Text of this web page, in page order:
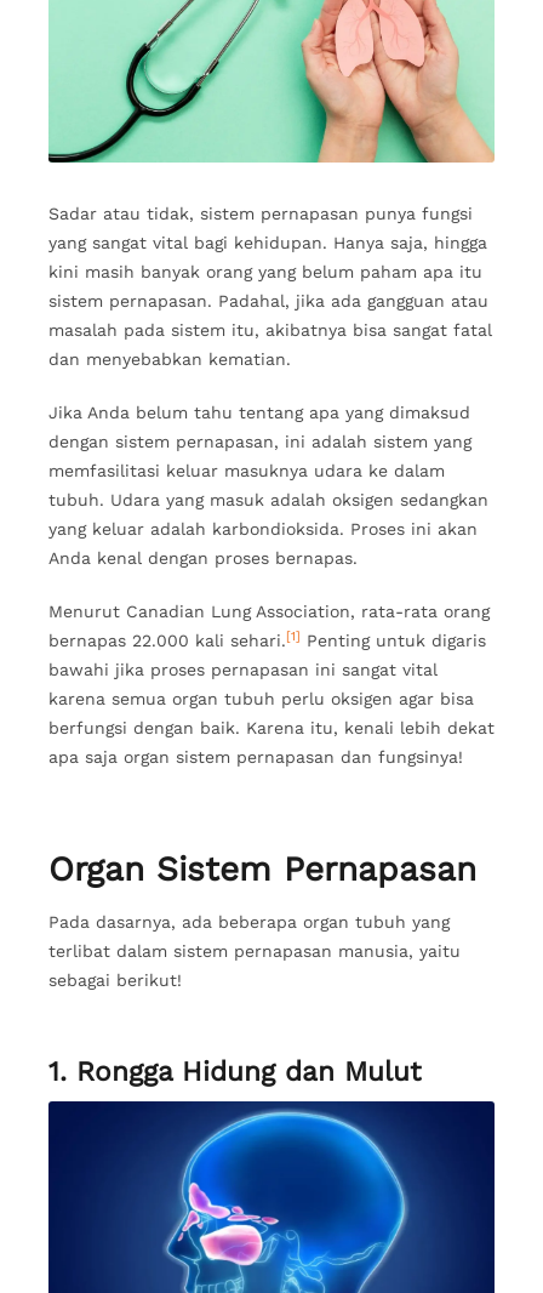
Sadar atau tidak, sistem pernapasan punya fungsi
yang sangat vital bagi kehidupan. Hanya saja, hingga
kini masih banyak orang yang belum paham apa itu
sistem pernapasan. Padahal, jika ada gangguan atau
masalah pada sistem itu, akibatnya bisa sangat fatal
dan menyebabkan kematian.
Jika Anda belum tahu tentang apa yang dimaksud
dengan sistem pernapasan, ini adalah sistem yang
memfasilitasi keluar masuknya udara ke dalam
tubuh. Udara yang masuk adalah oksigen sedangkan
yang keluar adalah karbondioksida. Proses ini akan
Anda kenal dengan proses bernapas.
Menurut Canadian Lung Association, rata-rata orang
bernapas 22.000 kali sehari.[1] Penting untuk digaris
bawahi jika proses pernapasan ini sangat vital
karena semua organ tubuh perlu oksigen agar bisa
berfungsi dengan baik. Karena itu, kenali lebih dekat
apa saja organ sistem pernapasan dan fungsinya!
Organ Sistem Pernapasan
Pada dasarnya, ada beberapa organ tubuh yang
terlibat dalam sistem pernapasan manusia, yaitu
sebagai berikut!
1. Rongga Hidung dan Mulut